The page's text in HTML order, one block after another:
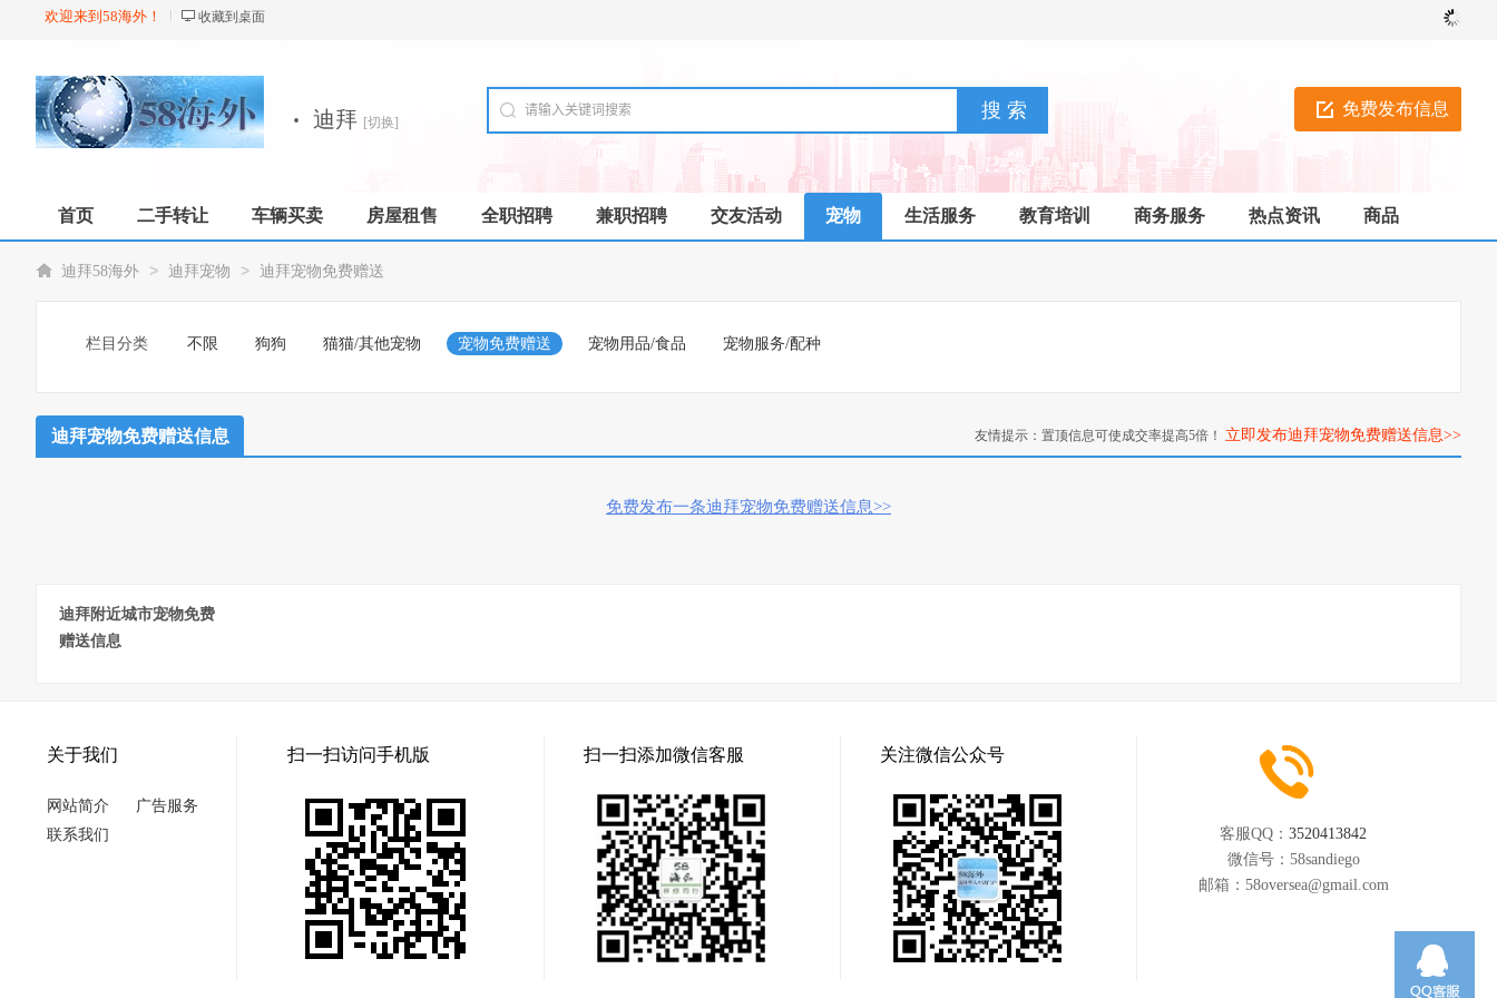
欢迎来到58海外！ 收藏到桌面
免费发布信息
· 迪拜 [切换]
首页 二手转让 车辆买卖 房屋租售 全职招聘 兼职招聘 交友活动 宠物 生活服务 教育培训 商务服务 热点资讯 商品
店铺
迪拜58海外 > 迪拜宠物 > 迪拜宠物免费赠送
栏目分类 不限 狗狗 猫猫/其他宠物 宠物免费赠送 宠物用品/食品 宠物服务/配种
迪拜宠物免费赠送信息 友情提示：置顶信息可使成交率提高5倍！ 立即发布迪拜宠物免费赠送信息>>
免费发布一条迪拜宠物免费赠送信息>>
迪拜附近城市宠物免费
赠送信息
关于我们
网站简介
广告服务
联系我们
扫一扫访问手机版 扫一扫添加微信客服 关注微信公众号
客服QQ： 3520413842
微信号： 58sandiego
邮箱： 58oversea@gmail.com